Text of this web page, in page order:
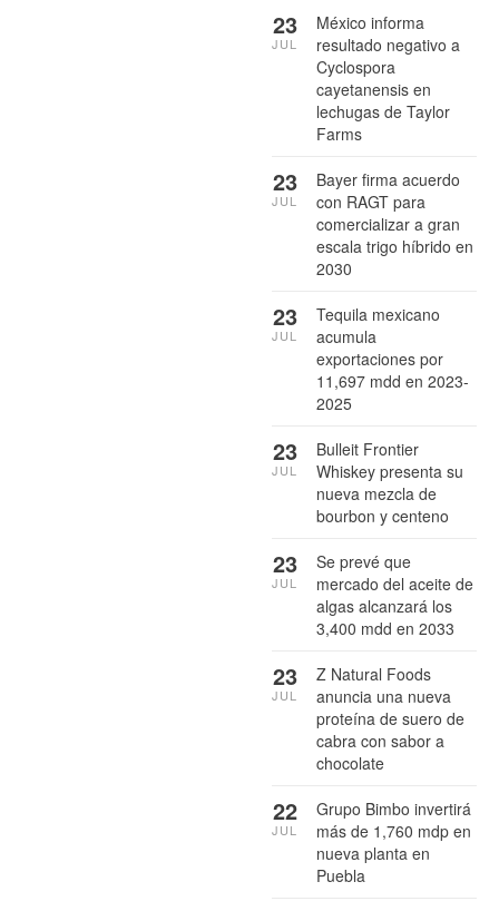
México informa
resultado negativo a
Cyclospora
cayetanensis en
lechugas de Taylor
Farms
23
JUL
Bayer firma acuerdo
con RAGT para
comercializar a gran
escala trigo híbrido en
2030
23
JUL
Tequila mexicano
acumula
exportaciones por
11,697 mdd en 2023-
2025
23
JUL
Bulleit Frontier
Whiskey presenta su
nueva mezcla de
bourbon y centeno
23
JUL
Se prevé que
mercado del aceite de
algas alcanzará los
3,400 mdd en 2033
23
JUL
Z Natural Foods
anuncia una nueva
proteína de suero de
cabra con sabor a
chocolate
23
JUL
Grupo Bimbo invertirá
más de 1,760 mdp en
nueva planta en
Puebla
22
JUL